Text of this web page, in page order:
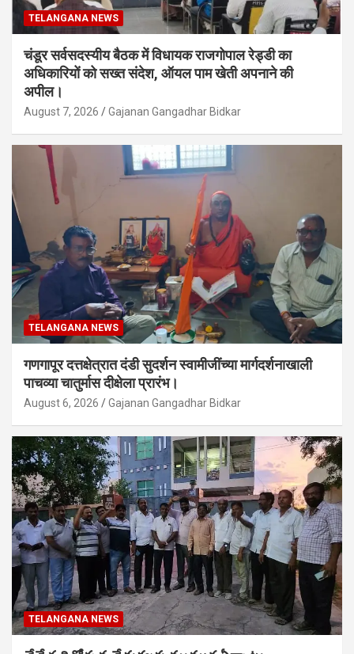
TELANGANA NEWS
चंडूर सर्वसदस्यीय बैठक में विधायक राजगोपाल रेड्डी का
अधिकारियों को सख्त संदेश, ऑयल पाम खेती अपनाने की
अपील।
August 7, 2026 Gajanan Gangadhar Bidkar
TELANGANA NEWS
गणगापूर दत्तक्षेत्रात दंडी सुदर्शन स्वामीजींच्या मार्गदर्शनाखाली
पाचव्या चातुर्मास दीक्षेला प्रारंभ।
August 6, 2026 Gajanan Gangadhar Bidkar
TELANGANA NEWS